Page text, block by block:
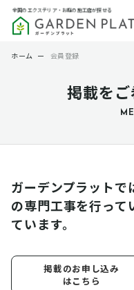
全国のエクステリア・お庭の施工店が探せる
掲載を
ホーム ー 会員登録
ガーデンプラット
の専門工事を行って
ています。
掲載のお申し込み
はこちら